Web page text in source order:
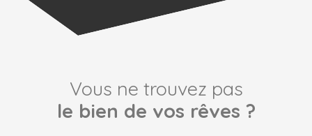
Vous ne trouvez pas
le bien de vos rêves ?